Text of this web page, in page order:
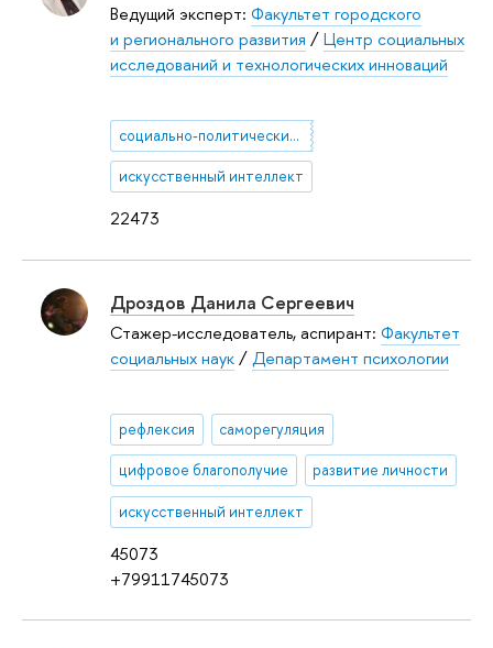
22473
Ведущий эксперт: Факультет городского
и регионального развития /Центр социальных
исследований и технологических инноваций
социально-политические исследования
искусственный интеллект
45073
+79911745073
Дроздов Данила Сергеевич
Стажер-исследователь, аспирант: Факультет
социальных наук/Департамент психологии
рефлексия саморегуляция
цифровое благополучие развитие личности
искусственный интеллект